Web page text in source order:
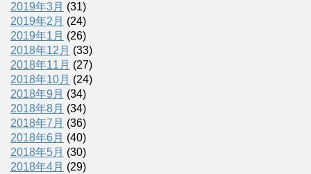
2019年3月 (31)
2019年2月 (24)
2019年1月 (26)
2018年12月 (33)
2018年11月 (27)
2018年10月 (24)
2018年9月 (34)
2018年8月 (34)
2018年7月 (36)
2018年6月 (40)
2018年5月 (30)
2018年4月 (29)